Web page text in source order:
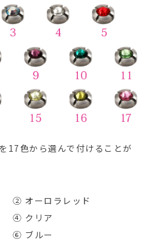
17色から選んで付けることが
② オーロラレッド
④ クリア
⑥ ブルー